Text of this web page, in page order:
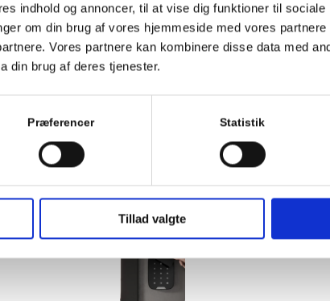
indhold og annoncer, til at vise dig funktioner til
om din brug af vores hjemmeside med vores partnere
Vores partnere kan kombinere disse data med
din brug af deres tjenester.
Præferencer Statistik
Tillad valgte
guide: Hvorfor vælge
virksomhed?